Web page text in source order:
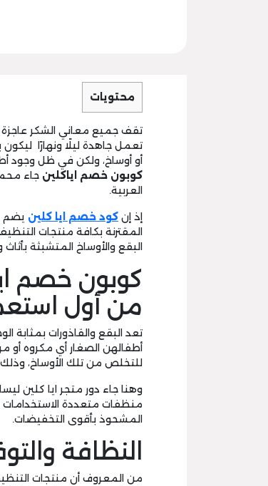
محتويات
تقف جميع معاني الشكر عاجزة
تعمل جاهدة ليلًا ونهارًا
أو أوساخ، ولكن في ظل وجود
كوبون خصم اياكلين جاء
العربية.
إذ إن كود خصم ايا كلين يضم
المقترنة بكافة منتجات
البقع والأوساخ المتشبثة
كوبون خصم
من أول
تعد البقع والقاذورات
أطفالهن الصغار أي مكروه أو
للتخلص من تلك الأوساخ،
وهنا جاء دور متجر ايا كلين
منظفات متعددة الاستخدامات
المشحوذ بأقوى التخفيضات.
النظافة
من المعروف أن منتجات